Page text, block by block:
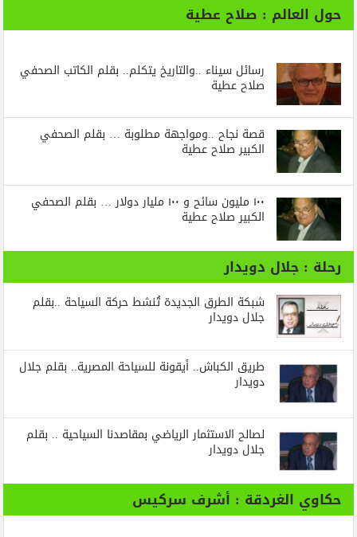
حول العالم : صلاح عطية
رسائل‭ ‬سيناء‭.. ‬والتاريخ‭ ‬يتكلم.. بقلم الكاتب الصحفي
صلاح عطية
قصة نجاح ..ومواجهة مطلوبة … بقلم الصحفي
الكبير صلاح عطية
١٠٠ مليون سائح و ١٠٠ مليار دولار … بقلم الصحفي
الكبير صلاح عطية
رحلة : جلال دويدار
شبكة الطرق الجديدة تُنشط حركة السياحة ..بقلم
جلال دويدار
طريق الكباش.. أيقونة للسياحة المصرية.. بقلم جلال
دويدار
لصالح الاستثمار الرياضي بمقاصدنا السياحية .. بقلم
جلال دويدار
حكاوي الغردقة : أشرف سركيس